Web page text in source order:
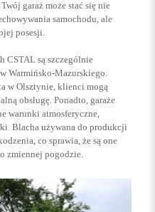
garaż może stać się nie
samochodu, ale
posesji.
CSTAL są szczególnie
Warmińsko-Mazurskiego.
w Olsztynie, klienci mogą
obsługę. Ponadto, garaże
warunki atmosferyczne,
Blacha używana do produkcji
co sprawia, że są one
zmiennej pogodzie.